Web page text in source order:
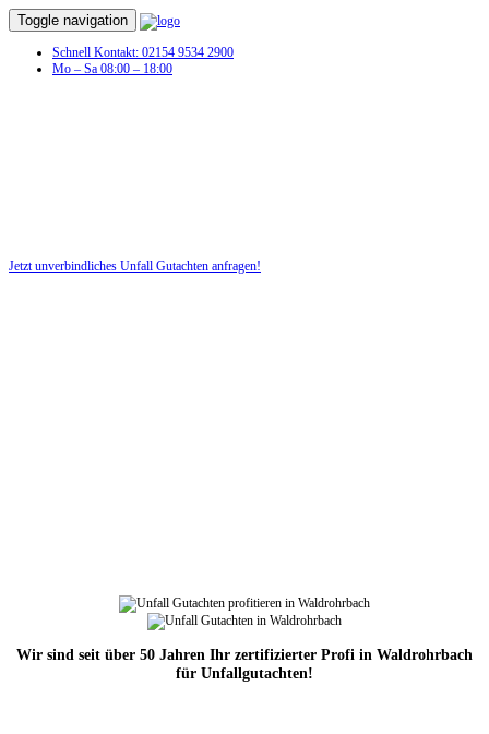
Toggle navigation
Schnell Kontakt: 02154 9534 2900
Mo – Sa 08:00 – 18:00
Jetzt unverbindliches Unfall Gutachten anfragen!
Wir sind seit über 50 Jahren Ihr zertifizierter Profi in Waldrohrbach
für Unfallgutachten!